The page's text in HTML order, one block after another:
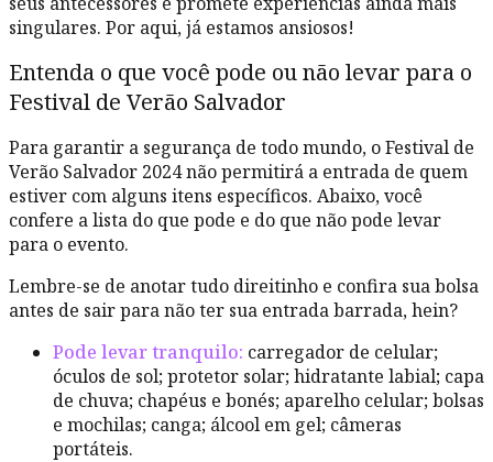
singulares. Por aqui, já estamos ansiosos!
Entenda o que você pode ou não levar para o
Festival de Verão Salvador
Para garantir a segurança de todo mundo, o Festival de
Verão Salvador 2024 não permitirá a entrada de quem
estiver com alguns itens específicos. Abaixo, você
confere a lista do que pode e do que não pode levar
para o evento.
Lembre-se de anotar tudo direitinho e confira sua bolsa
antes de sair para não ter sua entrada barrada, hein?
Pode levar tranquilo: carregador de celular;
óculos de sol; protetor solar; hidratante labial; capa
de chuva; chapéus e bonés; aparelho celular; bolsas
e mochilas; canga; álcool em gel; câmeras
portáteis.